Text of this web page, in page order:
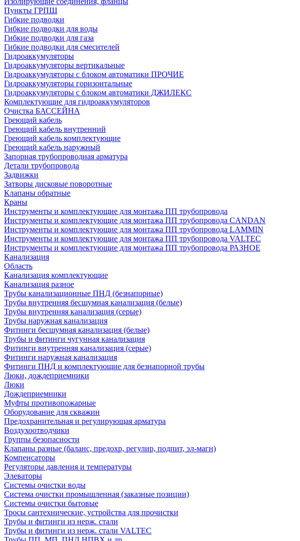
Пункты ГРПШ
Гибкие подводки
Гибкие подводки для воды
Гибкие подводки для газа
Гибкие подводки для смесителей
Гидроаккумуляторы
Гидроаккумуляторы вертикальные
Гидроаккумуляторы с блоком автоматики ПРОЧИЕ
Гидроаккумуляторы горизонтальные
Гидроаккумуляторы с блоком автоматики ДЖИЛЕКС
Комплектующие для гидроаккумуляторов
Очистка БАССЕЙНА
Греющий кабель
Греющий кабель внутренний
Греющий кабель комплектующие
Греющий кабель наружный
Запорная трубопроводная арматура
Детали трубопровода
Задвижки
Затворы дисковые поворотные
Клапаны обратные
Краны
Инструменты и комплектующие для монтажа ПП трубопровода
Инструменты и комплектующие для монтажа ПП трубопровода CANDAN
Инструменты и комплектующие для монтажа ПП трубопровода LAMMIN
Инструменты и комплектующие для монтажа ПП трубопровода VALTEC
Инструменты и комплектующие для монтажа ПП трубопровода РАЗНОЕ
Канализация
Область
Канализация комплектующие
Канализация разное
Трубы канализационные ПНД (безнапорные)
Трубы внутренняя бесшумная канализация (белые)
Трубы внутренняя канализация (серые)
Трубы наружная канализация
Фитинги бесшумная канализация (белые)
Трубы и фитинги чугунная канализация
Фитинги внутренняя канализация (серые)
Фитинги наружная канализация
Фитинги ПНД и комплектующие для безнапорной трубы
Люки, дождеприемники
Люки
Дождеприемники
Муфты противопожарные
Оборудование для скважин
Предохранительная и регулирующая арматура
Воздухоотводчики
Группы безопасности
Клапаны разные (баланс, предохр, регулир, подпит, эл-магн)
Компенсаторы
Регуляторы давления и температуры
Элеваторы
Системы очистки воды
Система очистки промышленная (заказные позиции)
Системы очистки бытовые
Тросы сантехнические, устройства для прочистки
Трубы и фитинги из нерж. стали
Трубы и фитинги из нерж. стали VALTEC